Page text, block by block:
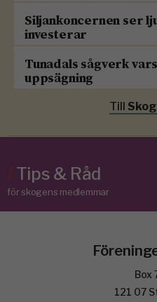
Siljankoncernen ser
investerar
Tunadals sågverk
uppsägning
Till
/Tips & Råd
för skogens medlemmar
Box
121 07